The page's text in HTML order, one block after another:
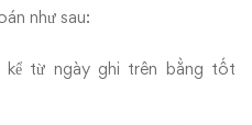
như sau:
kể từ ngày ghi trên bằng tốt